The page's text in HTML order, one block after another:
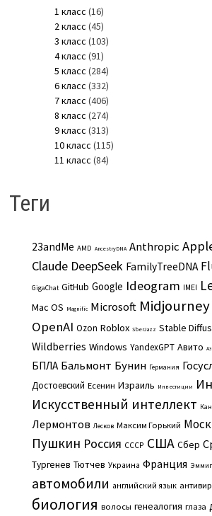
1 класс (16)
2 класс (45)
3 класс (103)
4 класс (91)
5 класс (284)
6 класс (332)
7 класс (406)
8 класс (274)
9 класс (313)
10 класс (115)
11 класс (84)
Теги
23andMe AMD AncestryDNA Anthropic
Claude DeepSeek FamilyTreeDNA
GigaChat GitHub Google Ideogram IMEI
Mac OS Magnific Microsoft Midjourney
OpenAI Ozon Roblox SberJazz Stable
Wildberries Windows YandexGPT Авито
БПЛА Бальмонт Бунин Германия
Достоевский Есенин Израиль Инвестиции
Искусственный интеллект
Лермонтов Лесков Максим Горький
Пушкин Россия СССР США Сбер
Тургенев Тютчев Украина Франция
автомобили английский язык
биология волосы генеалогия глаза